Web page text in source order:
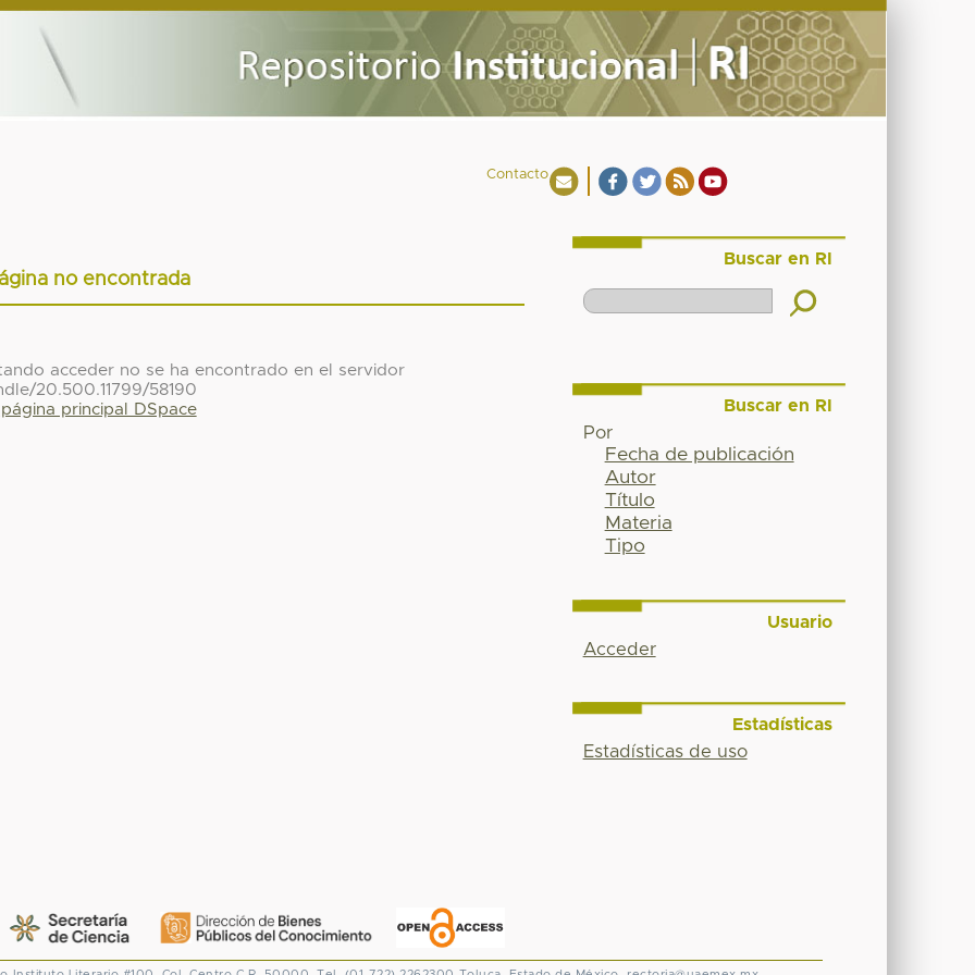
Contacto
no encontrada
acceder no se ha encontrado en el servidor
20.500.11799/58190
página principal DSpace
Buscar en RI
Buscar en RI
Por
Fecha de publicación
Autor
Título
Materia
Tipo
Usuario
Acceder
Estadísticas
Estadísticas de uso